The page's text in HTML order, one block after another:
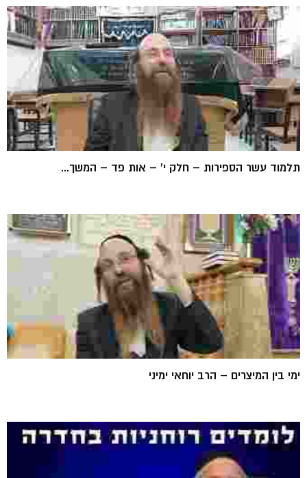
תלמוד עשר הספירות – חלק י' – אות פד – המשך...
ימי בין המיצרים – הרב יוחאי ימיני